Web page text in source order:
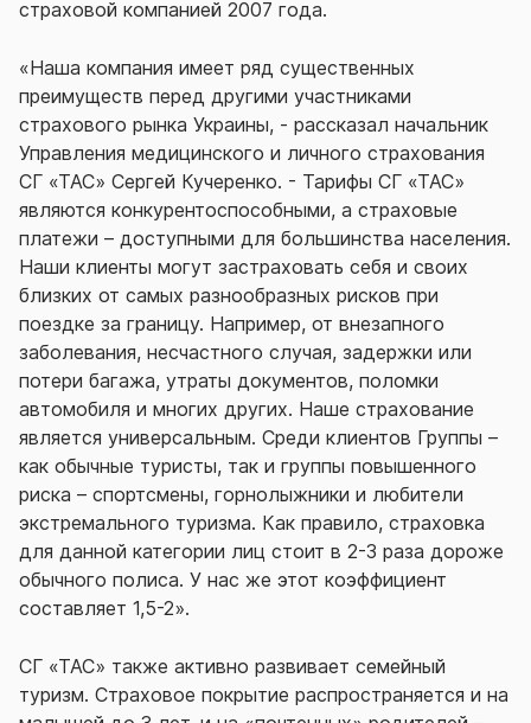
страховой компанией 2007 года.
«Наша компания имеет ряд существенных
преимуществ перед другими участниками
страхового рынка Украины, - рассказал начальник
Управления медицинского и личного страхования
СГ «ТАС» Сергей Кучеренко. - Тарифы СГ «ТАС»
являются конкурентоспособными, а страховые
платежи – доступными для большинства населения.
Наши клиенты могут застраховать себя и своих
близких от самых разнообразных рисков при
поездке за границу. Например, от внезапного
заболевания, несчастного случая, задержки или
потери багажа, утраты документов, поломки
автомобиля и многих других. Наше страхование
является универсальным. Среди клиентов Группы –
как обычные туристы, так и группы повышенного
риска – спортсмены, горнолыжники и любители
экстремального туризма. Как правило, страховка
для данной категории лиц стоит в 2-3 раза дороже
обычного полиса. У нас же этот коэффициент
составляет 1,5-2».
СГ «ТАС» также активно развивает семейный
туризм. Страховое покрытие распространяется и на